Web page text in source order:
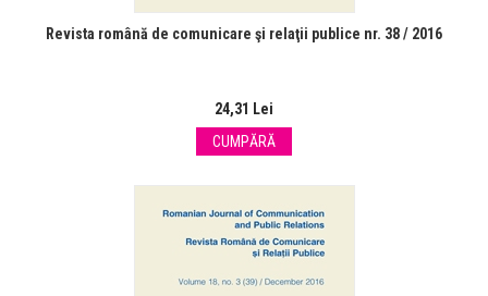
Revista română de comunicare şi relaţii publice nr. 38 / 2016
24,31 Lei
CUMPĂRĂ